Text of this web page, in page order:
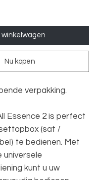
winkelwagen
Nu kopen
verpakking.
Essence 2 is perfect
(sat /
te bedienen. Met
universele
kunt u uw